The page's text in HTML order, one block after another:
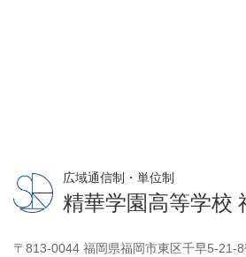
広域通信制・単位制
精華学園高等学校
〒813-0044 福岡県福岡市東区千早5-21-